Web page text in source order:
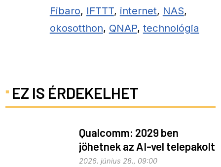
Fibaro, IFTTT, internet, NAS,
okosotthon, QNAP, technológia
EZ IS ÉRDEKELHET
Qualcomm: 2029 ben
jöhetnek az AI-vel telepakolt
6G-s telefonok
2026. június 28., 09:00